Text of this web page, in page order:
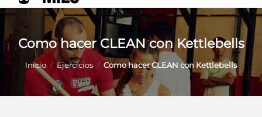
Como hacer CLEAN con Kettlebells
Inicio / Ejercicios / Como hacer CLEAN con Kettlebells